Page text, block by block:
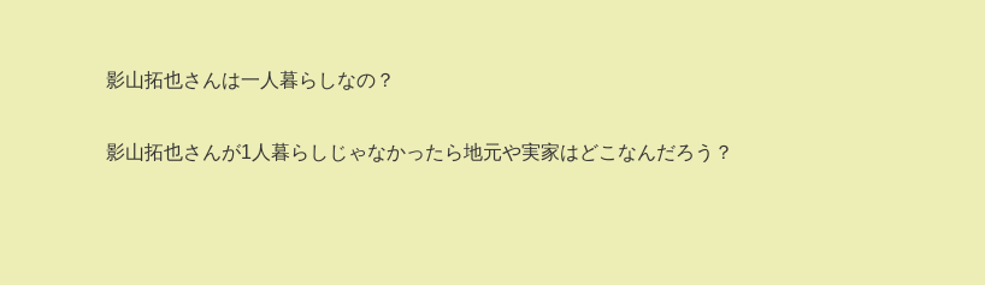
影山拓也さんは一人暮らしなの？
影山拓也さんが1人暮らしじゃなかったら地元や実家はどこなんだろう？